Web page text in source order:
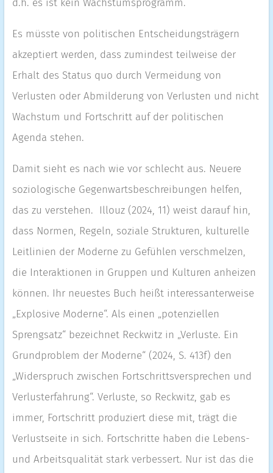
d.h. es ist kein Wachstumsprogramm.
Es müsste von politischen Entscheidungsträgern
akzeptiert werden, dass zumindest teilweise der
Erhalt des Status quo durch Vermeidung von
Verlusten oder Abmilderung von Verlusten und nicht
Wachstum und Fortschritt auf der politischen
Agenda stehen.
Damit sieht es nach wie vor schlecht aus. Neuere
soziologische Gegenwartsbeschreibungen helfen,
das zu verstehen. Illouz (2024, 11) weist darauf hin,
dass Normen, Regeln, soziale Strukturen, kulturelle
Leitlinien der Moderne zu Gefühlen verschmelzen,
die Interaktionen in Gruppen und Kulturen anheizen
können. Ihr neuestes Buch heißt interessanterweise
„Explosive Moderne“. Als einen „potenziellen
Sprengsatz“ bezeichnet Reckwitz in „Verluste. Ein
Grundproblem der Moderne“ (2024, S. 413f) den
„Widerspruch zwischen Fortschrittsversprechen und
Verlusterfahrung“. Verluste, so Reckwitz, gab es
immer, Fortschritt produziert diese mit, trägt die
Verlustseite in sich. Fortschritte haben die Lebens-
und Arbeitsqualität stark verbessert. Nur ist das die